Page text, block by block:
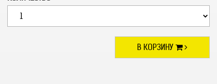
В КОРЗИНУ